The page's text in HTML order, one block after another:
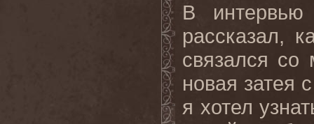
В
рассказал,
связался
новая затея
я хотел